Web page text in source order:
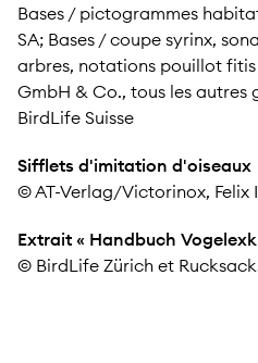
Bases / pictogrammes
SA; Bases / coupe syrinx,
arbres, notations pouillot
GmbH & Co., tous les
BirdLife Suisse
Sifflets d'imitation d'oiseaux
© AT-Verlag/Victorinox, Felix
Extrait « Handbuch
© BirdLife Zürich et